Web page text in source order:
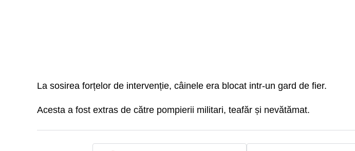
La sosirea forțelor de intervenție, câinele era blocat intr-un gard de fier.
Acesta a fost extras de către pompierii militari, teafăr și nevătămat.